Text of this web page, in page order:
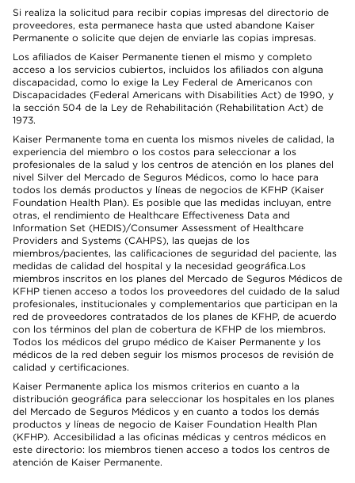
Si realiza la solicitud para recibir copias impresas del directorio de
proveedores, esta permanece hasta que usted abandone Kaiser
Permanente o solicite que dejen de enviarle las copias impresas.
Los afiliados de Kaiser Permanente tienen el mismo y completo
acceso a los servicios cubiertos, incluidos los afiliados con alguna
discapacidad, como lo exige la Ley Federal de Americanos con
Discapacidades (Federal Americans with Disabilities Act) de 1990, y
la sección 504 de la Ley de Rehabilitación (Rehabilitation Act) de
1973.
Kaiser Permanente toma en cuenta los mismos niveles de calidad, la
experiencia del miembro o los costos para seleccionar a los
profesionales de la salud y los centros de atención en los planes del
nivel Silver del Mercado de Seguros Médicos, como lo hace para
todos los demás productos y líneas de negocios de KFHP (Kaiser
Foundation Health Plan). Es posible que las medidas incluyan, entre
otras, el rendimiento de Healthcare Effectiveness Data and
Information Set (HEDIS)/Consumer Assessment of Healthcare
Providers and Systems (CAHPS), las quejas de los
miembros/pacientes, las calificaciones de seguridad del paciente, las
medidas de calidad del hospital y la necesidad geográfica.Los
miembros inscritos en los planes del Mercado de Seguros Médicos de
KFHP tienen acceso a todos los proveedores del cuidado de la salud
profesionales, institucionales y complementarios que participan en la
red de proveedores contratados de los planes de KFHP, de acuerdo
con los términos del plan de cobertura de KFHP de los miembros.
Todos los médicos del grupo médico de Kaiser Permanente y los
médicos de la red deben seguir los mismos procesos de revisión de
calidad y certificaciones.
Kaiser Permanente aplica los mismos criterios en cuanto a la
distribución geográfica para seleccionar los hospitales en los planes
del Mercado de Seguros Médicos y en cuanto a todos los demás
productos y líneas de negocio de Kaiser Foundation Health Plan
(KFHP). Accesibilidad a las oficinas médicas y centros médicos en
este directorio: los miembros tienen acceso a todos los centros de
atención de Kaiser Permanente.